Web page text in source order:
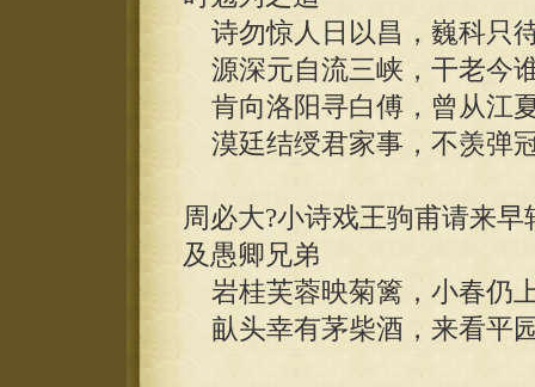
诗勿惊人日以昌，巍科只
源深元自流三峡，干老今
肯向洛阳寻白傅，曾从江
漠廷结绶君家事，不羡弹
周必大?小诗戏王驹甫请来
及愚卿兄弟
岩桂芙蓉映菊篱，小春仍
畒头幸有茅柴酒，来看平